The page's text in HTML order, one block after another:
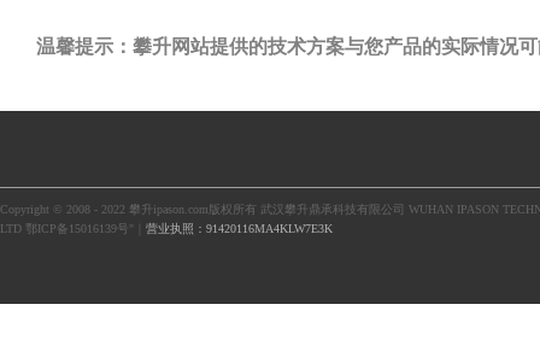
温馨提示：攀升网站提供的技术方案与您产品的实际情况
Copyright © 2008 - 2022 攀升ipason.com版权所有 武汉攀升鼎承科技有限公司 WUHAN IPASON
LTD 鄂ICP备15016139号"｜ 营业执照：91420116MA4KLW7E3K